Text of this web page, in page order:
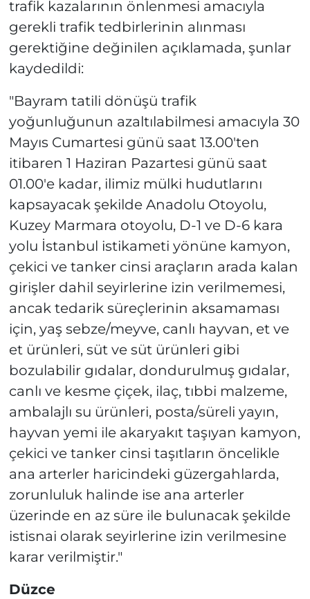
trafik kazalarının önlenmesi amacıyla
gerekli trafik tedbirlerinin alınması
gerektiğine değinilen açıklamada, şunlar
kaydedildi:
"Bayram tatili dönüşü trafik
yoğunluğunun azaltılabilmesi amacıyla 30
Mayıs Cumartesi günü saat 13.00'ten
itibaren 1 Haziran Pazartesi günü saat
01.00'e kadar, ilimiz mülki hudutlarını
kapsayacak şekilde Anadolu Otoyolu,
Kuzey Marmara otoyolu, D-1 ve D-6 kara
yolu İstanbul istikameti yönüne kamyon,
çekici ve tanker cinsi araçların arada kalan
girişler dahil seyirlerine izin verilmemesi,
ancak tedarik süreçlerinin aksamaması
için, yaş sebze/meyve, canlı hayvan, et ve
et ürünleri, süt ve süt ürünleri gibi
bozulabilir gıdalar, dondurulmuş gıdalar,
canlı ve kesme çiçek, ilaç, tıbbi malzeme,
ambalajlı su ürünleri, posta/süreli yayın,
hayvan yemi ile akaryakıt taşıyan kamyon,
çekici ve tanker cinsi taşıtların öncelikle
ana arterler haricindeki güzergahlarda,
zorunluluk halinde ise ana arterler
üzerinde en az süre ile bulunacak şekilde
istisnai olarak seyirlerine izin verilmesine
karar verilmiştir."
Düzce